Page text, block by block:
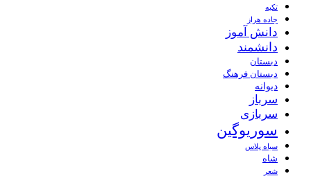
تکیه
جاده هراز
دانش آموز
دانشمند
دبستان
دبستان فرهنگ
دیوانه
سرباز
سربازی
سوریوگین
سیاه پلاس
شاه
شعر